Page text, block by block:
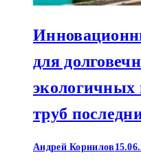
для
экологичных
труб
Андрей Корнилов